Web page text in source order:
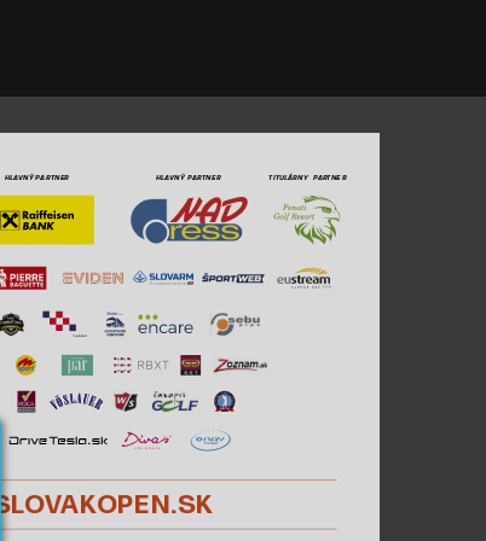
HLAVNÝ PARTNER TITULÁRNY  PARTNER
HLAVNÝ PARTNER
OVAKOPEN.SK